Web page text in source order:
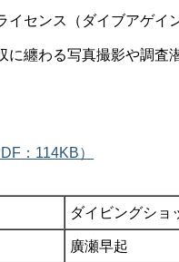
イセンス（ダイブアゲ
に纏わる写真撮影や調査
：114KB）
ダイビングシ
廣瀬早起